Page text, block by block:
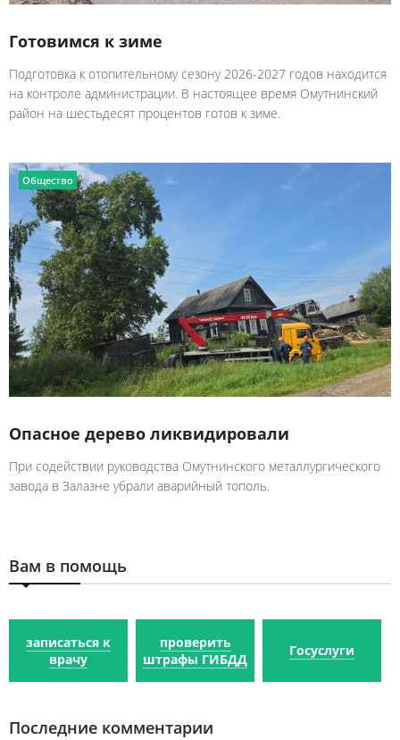
Готовимся к зиме
Подготовка к отопительному сезону 2026-2027 годов находится
на контроле администрации. В настоящее время Омутнинский
район на шестьдесят процентов готов к зиме.
Общество
Опасное дерево ликвидировали
При содействии руководства Омутнинского металлургического
завода в Залазне убрали аварийный тополь.
Вам в помощь
записаться к
врачу
проверить
штрафы ГИБДД
Госуслуги
Последние комментарии